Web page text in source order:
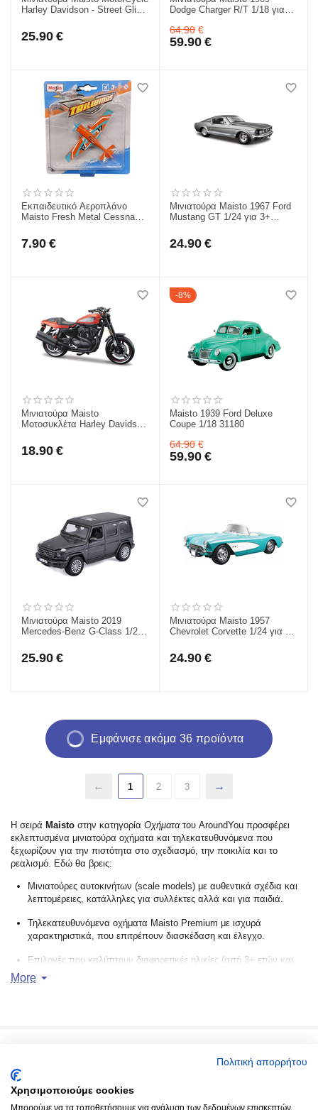
Η σειρά Maisto στην κατηγορίαΟχήματατου AroundYou προσφέρει
εκλεπτυσμένα μινιατούρα οχήματα και τηλεκατευθυνόμενα που
ξεχωρίζουν για την πιστότητα στο σχεδιασμό, την ποικιλία και το
ρεαλισμό. Εδώ θα βρεις:
Μινιατούρες αυτοκινήτων (scale models) με αυθεντικά σχέδια και
λεπτομέρειες, κατάλληλες για συλλέκτες αλλά και για παιδιά.
Τηλεκατευθυνόμενα οχήματα Maisto Premium με ισχυρά
χαρακτηριστικά, που επιτρέπουν διασκέδαση και έλεγχο.
Επιλογές που καλύπτουν διαφορετικές ηλικίες (από 3+ ετών και
άνω) και εύρος τιμών, ώστε να βρεις κάτι που να ταιριάζει στα
γούστα και τον προϋπολογισμό σου.
More
Harley Davidson - Street Glide
25.90 €
Dodge Charger R/T 1/18 για
64.90 €
59.90 €
Εκπαιδευτικό Αεροπλάνο
Maisto Fresh Metal Cessna
3+ 15088CES
7.90 €
Μινιατούρα Maisto 1967 Ford
Mustang GT 1/24 για 3+
24.90 €
Μινιατούρα Maisto
Μοτοσυκλέτα Harley Davidson
39360-1
18.90 €
8%
Maisto 1939 Ford Deluxe
Coupe 1/18 31180
64.90 €
59.90 €
Μινιατούρα Maisto 2019
Mercedes-Benz G-Class 1/25
25.90 €
Μινιατούρα Maisto 1957
Chevrolet Corvette 1/24 για 3+
24.90 €
Εμφάνισε ακόμα 36 προϊόντα
1 2 3
Around you
Πολιτική απορρήτου
Χρησιμοποιούμε cookies
Μπορούμε να τα τοποθετήσουμε για ανάλυση των δεδομένων επισκεπτών